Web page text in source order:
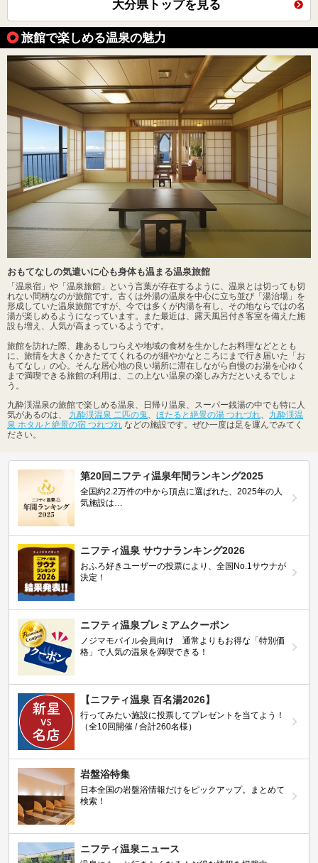
大分県トップを見る
旅館で楽しめる温泉の魅力
おもてなしの気遣いに心も身体も温まる温泉旅館
「温泉宿」や「温泉旅館」という言葉が存在するように、温泉とは切っても切
れない間柄なのが旅館です。古くは外湯の温泉を中心に立ち並び「湯治場」を
形成していた温泉旅館ですが、今では多くが内湯を有し、その地ならではの名
湯が楽しめるようになっています。また最近は、露天風呂付き客室を備えた施
設も増え、人気が高まっているようです。
旅館を訪れた際、趣あるしつらえや地域の食材を生かしたお料理などととも
に、旅情を大きくかきたててくれるのが細やかなところにまで行き届いた「お
もてなし」の心。そんな居心地の良い場所に滞在しながら自慢のお湯を心ゆく
まで満喫できる旅館の利用は、この上ない温泉の楽しみ方だといえるでしょ
う。
九酔渓温泉の旅館で楽しめる温泉、日帰り温泉、スーパー銭湯の中でも特に人
気があるのは、 九酔渓温泉 二匹の鬼、 ほたると絶景の湯 つれづれ、 九酔渓温
泉 ホタルと絶景の宿 つれづれ などの施設です。ぜひ一度は足を運んでみてく
ださい。
第20回ニフティ温泉年間ランキング2025
全国約2.2万件の中から頂点に選ばれた、2025年の人
気施設は…
ニフティ温泉 サウナランキング2026
おふろ好きユーザーの投票により、全国No.1サウナが
決定！
ニフティ温泉プレミアムクーポン
ノジマモバイル会員向け 通常よりもお得な「特別価
格」で人気の温泉を満喫できる！
【ニフティ温泉 百名湯2026】
行ってみたい施設に投票してプレゼントを当てよう！
（全10回開催 / 合計260名様）
岩盤浴特集
日本全国の岩盤浴情報だけをピックアップ。まとめて
検索！
ニフティ温泉ニュース